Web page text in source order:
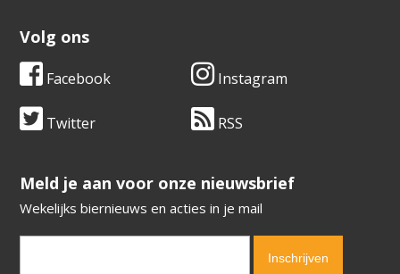
Volg ons
Facebook Instagram
Twitter RSS
​​​​​​​Meld je aan voor onze nieuwsbrief
Wekelijks biernieuws en acties in je mail